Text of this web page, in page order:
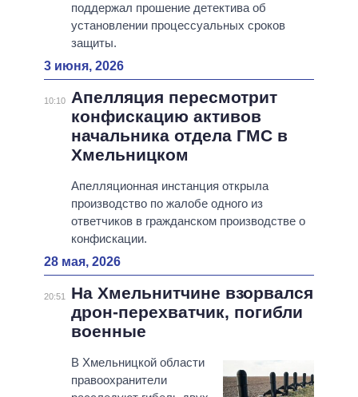
поддержал прошение детектива об
установлении процессуальных сроков
защиты.
3 июня, 2026
10:10
Апелляция пересмотрит
конфискацию активов
начальника отдела ГМС в
Хмельницком
Апелляционная инстанция открыла
производство по жалобе одного из
ответчиков в гражданском производстве о
конфискации.
28 мая, 2026
20:51
На Хмельнитчине взорвался
дрон-перехватчик, погибли
военные
В Хмельницкой области
правоохранители